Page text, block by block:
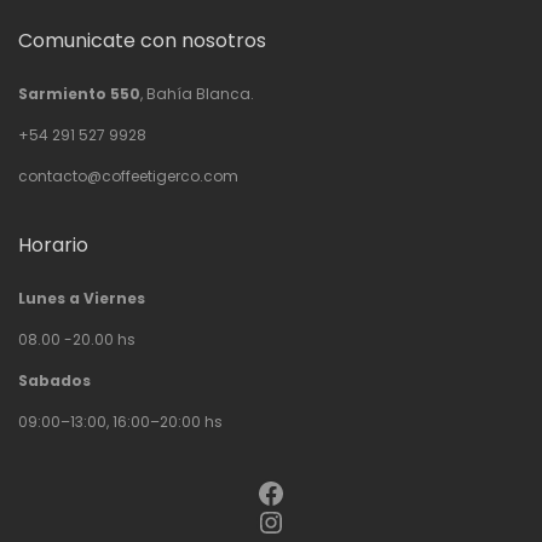
Comunicate con nosotros
Sarmiento 550, Bahía Blanca.
+54 291 527 9928
contacto@coffeetigerco.com
Horario
Lunes a Viernes
08.00 -20.00 hs
Sabados
09:00–13:00, 16:00–20:00 hs
Facebook
Instagram